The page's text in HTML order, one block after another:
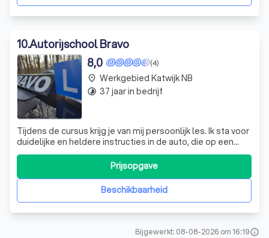
10.Autorijschool Bravo
(4)
8,0
Tijdens de cursus krijg je van mij persoonlijk les. Ik sta voor
duidelijke en heldere instructies in de auto, die op een
gemoedelijke sfeer worden gegeven. Mijn doel en streven
is om een kandidaat in een zo kort mogelijke tijd klaar te
stomen voor het praktijkexamen. En dan wel zodanig dat
het op ee
Beschikbaarheid
Prijsopgave
place Werkgebied Katwijk NB
timelapse 37 jaar in bedrijf
Bijgewerkt: 08-08-2026 om 16:19info